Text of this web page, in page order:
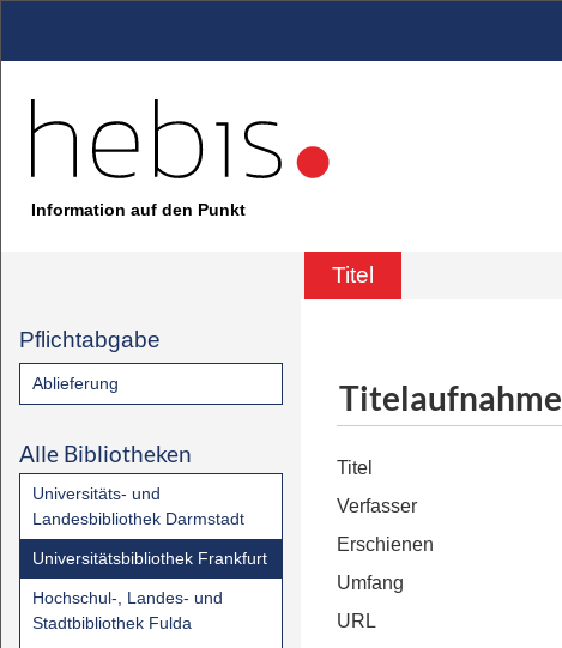
Information auf den Punkt
Titel
Pflichtabgabe
Ablieferung
Alle Bibliotheken
Universitäts- und
Landesbibliothek Darmstadt
Universitätsbibliothek Frankfurt
Hochschul-, Landes- und
Stadtbibliothek Fulda
Titelaufnahme
Titel
Verfasser
Erschienen
Umfang
URL